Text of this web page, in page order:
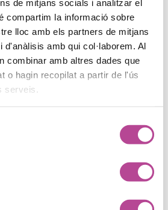
de mitjans socials i analitzar el
compartim la informació sobre
lloc amb els partners de mitjans
amb qui col·laborem. Al
combinar amb altres dades que
o hagin recopilat a partir de l'ús
serveis.
,Intel·ligència artificial
i el futur del SEO al
a agències de
com mostra els resultats de
nova experiència generativa
t'expliquem com això